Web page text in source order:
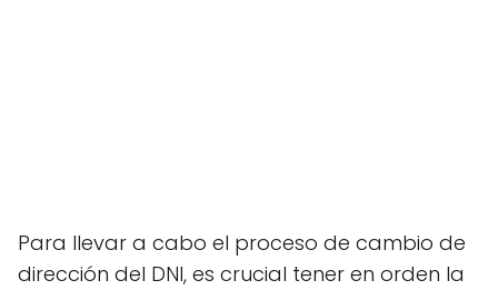
Para llevar a cabo el proceso de cambio de
dirección del DNI, es crucial tener en orden la